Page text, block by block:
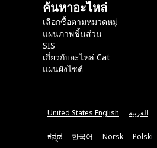
ค้นหาอะไหล่
เลือกซื้อตามหมวดหมู่
แผนภาพชิ้นส่วน
SIS
เกี่ยวกับอะไหล่ Cat
แผนผังไซต์
United States English العربية
ಕನ್ನಡ 한국어 Norsk Polski